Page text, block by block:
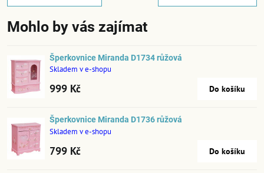
Mohlo by vás zajímat
Šperkovnice Miranda D1734 růžová
Skladem v e-shopu
999 Kč Do košíku
Šperkovnice Miranda D1736 růžová
Skladem v e-shopu
799 Kč Do košíku